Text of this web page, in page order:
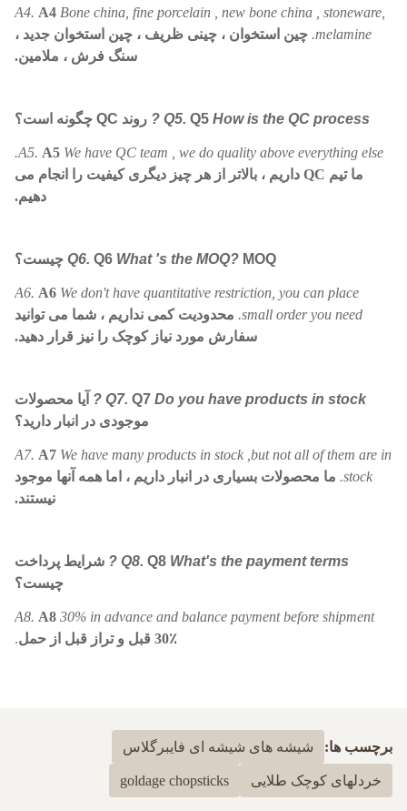
A4. A4 Bone china, fine porcelain , new bone china , stoneware,
melamine. چین استخوان ، چینی ظریف ، چین استخوان جدید ،
سنگ فرش ، ملامین.
Q5. Q5 How is the QC process ? روند QC چگونه است؟
A5. A5 We have QC team , we do quality above everything else.
ما تیم QC داریم ، بالاتر از هر چیز دیگری کیفیت را انجام می
دهیم.
Q6. Q6 What 's the MOQ? MOQ چیست؟
A6. A6 We don't have quantitative restriction, you can place
small order you need. محدودیت کمی نداریم ، شما می توانید
سفارش مورد نیاز کوچک را نیز قرار دهید.
Q7. Q7 Do you have products in stock ?
آیا محصولات
موجودی در انبار دارید؟
A7. A7 We have many products in stock ,but not all of them are in
stock. ما محصولات بسیاری در انبار داریم ، اما همه آنها موجود
نیستند.
Q8. Q8 What's the payment terms ?
شرایط پرداخت
چیست؟
A8. A8 30% in advance and balance payment before shipment
30٪ قبل و تراز قبل از حمل
.
برچسب ها: شیشه های شیشه ای فایبرگلاس
خردلهای کوچک طلایی goldage chopsticks